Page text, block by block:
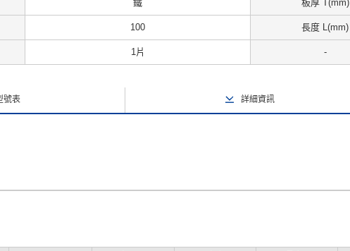
鐵 板厚 T(mm)
100 長度 L(mm)
1片 -
號表 詳細資訊